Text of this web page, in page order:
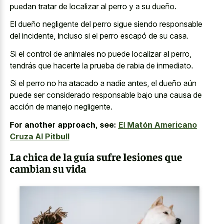
puedan tratar de localizar al perro y a su dueño.
El dueño negligente del perro sigue siendo responsable
del incidente, incluso si el perro escapó de su casa.
Si el control de animales no puede localizar al perro,
tendrás que hacerte la prueba de rabia de inmediato.
Si el perro no ha atacado a nadie antes, el dueño aún
puede ser considerado responsable bajo una causa de
acción de manejo negligente.
For another approach, see: El Matón Americano
Cruza Al Pitbull
La chica de la guía sufre lesiones que
cambian su vida